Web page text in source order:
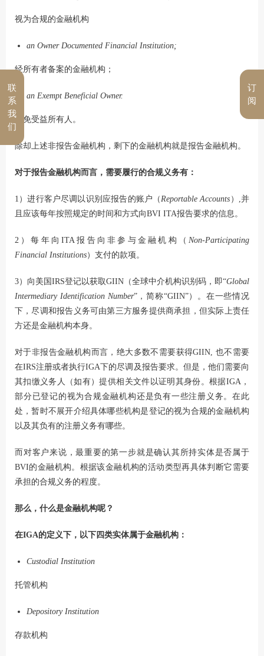
视为合规的金融机构
an Owner Documented Financial Institution;
经所有者备案的金融机构；
an Exempt Beneficial Owner.
豁免受益所有人。
除却上述非报告金融机构，剩下的金融机构就是报告金融机构。
对于报告金融机构而言，需要履行的合规义务有：
1）进行客户尽调以识别应报告的账户（ Reportable Accounts ）,并
且应该每年按照规定的时间和方式向BVI ITA报告要求的信息。
2）每年向ITA报告向非参与金融机构（ Non-Participating
Financial Institutions）支付的款项。
3）向美国IRS登记以获取GIIN（全球中介机构识别码，即“Global
Intermediary Identification Number”，简称“GIIN”）。在一些情况
下，尽调和报告义务可由第三方服务提供商承担，但实际上责任
方还是金融机构本身。
对于非报告金融机构而言，绝大多数不需要获得GIIN, 也不需要
在IRS注册或者执行IGA下的尽调及报告要求。但是，他们需要向
其扣缴义务人（如有）提供相关文件以证明其身份。根据IGA，
部分已登记的视为合规金融机构还是负有一些注册义务。在此
处，暂时不展开介绍具体哪些机构是登记的视为合规的金融机构
以及其负有的注册义务有哪些。
而对客户来说，最重要的第一步就是确认其所持实体是否属于
BVI的金融机构。根据该金融机构的活动类型再具体判断它需要
承担的合规义务的程度。
那么，什么是金融机构呢？
在IGA的定义下，以下四类实体属于金融机构：
Custodial Institution
托管机构
Depository Institution
存款机构
订
阅
联
系
我
们